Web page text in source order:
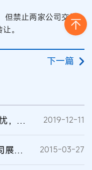
但禁止两家公司交换
。
下一篇
亚马逊收购Deliveroo引担忧，英国反垄断机构或发起调查 2019-12-11
欧盟将对亚马逊等电商公司展开反垄断调查 2015-03-27